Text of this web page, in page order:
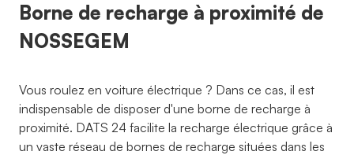
Borne de recharge à proximité de
NOSSEGEM
Vous roulez en voiture électrique ? Dans ce cas, il est
indispensable de disposer d'une borne de recharge à
proximité. DATS 24 facilite la recharge électrique grâce à
un vaste réseau de bornes de recharge situées dans les